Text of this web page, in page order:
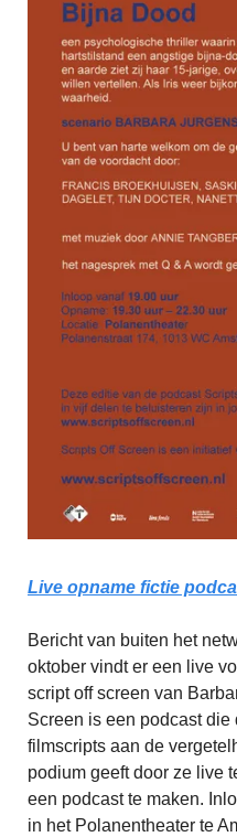
Live opname fictie
Bericht van buiten het
oktober vindt er een live
script off screen van
Screen is een podcast
filmscripts aan de
podium geeft door ze live
een podcast te maken.
in het Polanentheater te